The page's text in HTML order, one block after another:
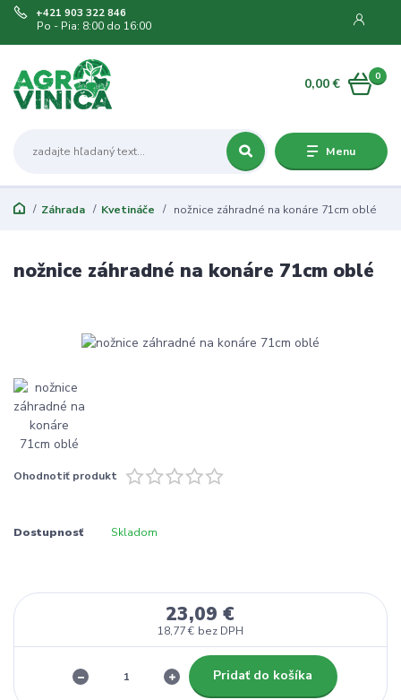
Menu
+421 903 322 846
Po - Pia: 8:00 do 16:00
0
0,00 €
Záhrada Kvetináče nožnice záhradné na konáre 71cm oblé
nožnice záhradné na konáre 71cm oblé
Ohodnotiť produkt
Dostupnosť Skladom
23,09 €
18,77 € bez DPH
Pridať do košíka